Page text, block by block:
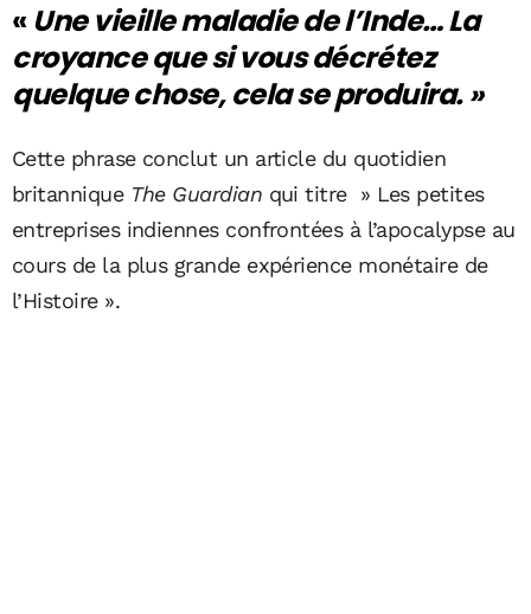
« Une vieille maladie de l’Inde… La
croyance que si vous décrétez
quelque chose, cela se produira. »
Cette phrase conclut un article du quotidien
britannique The Guardian qui titre » Les petites
entreprises indiennes confrontées à l’apocalypse au
cours de la plus grande expérience monétaire de
l’Histoire ».